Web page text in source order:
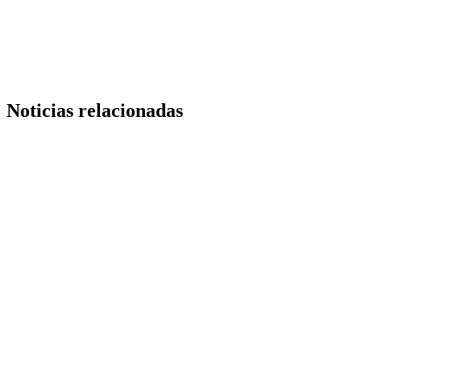
Noticias relacionadas